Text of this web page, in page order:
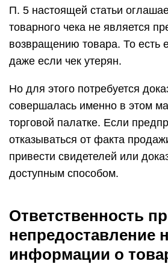
П. 5 настоящей статьи
товарного чека не является
возвращению товара. То есть
даже если чек утерян.
Но для этого потребуется
совершалась именно в этом
торговой палатке. Если
отказываться от факта
привести свидетелей или
доступным способом.
Ответственность
непредоставление
информации о